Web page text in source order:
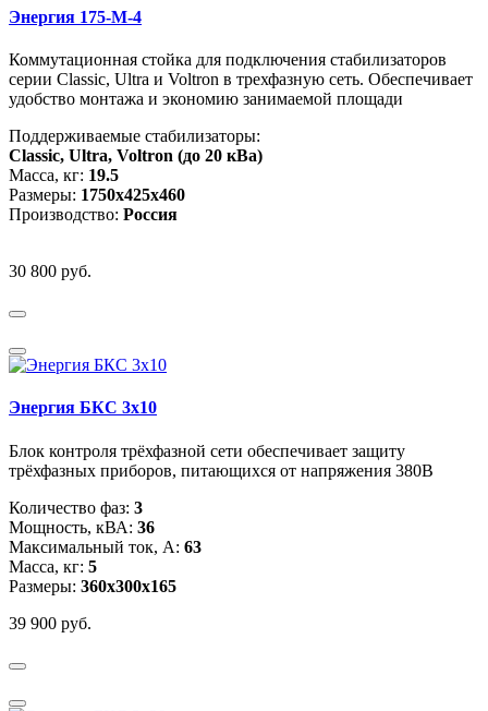
Энергия 175-М-4
Коммутационная стойка для подключения стабилизаторов
серии Classic, Ultra и Voltron в трехфазную сеть. Обеспечивает
удобство монтажа и экономию занимаемой площади
Поддерживаемые стабилизаторы:
Classic, Ultra, Voltron (до 20 кВа)
Масса, кг: 19.5
Размеры: 1750х425х460
Производство: Россия
30 800 руб.
Энергия БКС 3x10
Блок контроля трёхфазной сети обеспечивает защиту
трёхфазных приборов, питающихся от напряжения 380В
Количество фаз: 3
Мощность, кВА: 36
Максимальный ток, А: 63
Масса, кг: 5
Размеры: 360х300х165
39 900 руб.